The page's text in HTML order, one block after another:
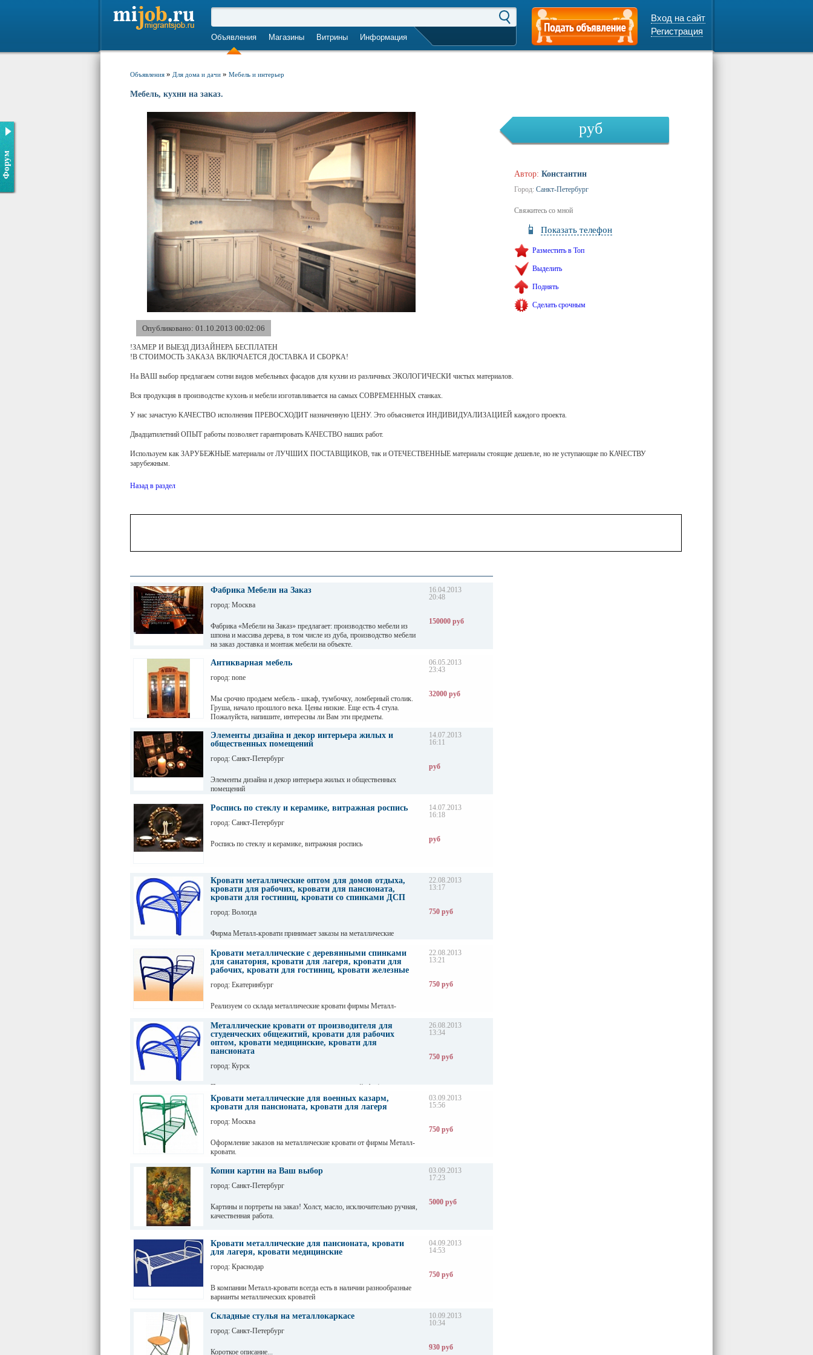
Объявления Магазины Витрины Информация
Вход на сайт
Регистрация
Форум
Объявления » Для дома и дачи » Мебель и интерьер
Мебель, кухни на заказ.
руб
Автор: Константин
Город: Санкт-Петербург
Свяжитесь со мной
Показать телефон
Разместить в Топ
Выделить
Поднять
Сделать срочным
Опубликовано: 01.10.2013 00:02:06
!ЗАМЕР И ВЫЕЗД ДИЗАЙНЕРА БЕСПЛАТЕН
!В СТОИМОСТЬ ЗАКАЗА ВКЛЮЧАЕТСЯ ДОСТАВКА И СБОРКА!
На ВАШ выбор предлагаем сотни видов мебельных фасадов для кухни из различных ЭКОЛОГИЧЕСКИ чистых материалов.
Вся продукция в производстве кухонь и мебели изготавливается на самых СОВРЕМЕННЫХ станках.
У нас зачастую КАЧЕСТВО исполнения ПРЕВОСХОДИТ назначенную ЦЕНУ. Это объясняется ИНДИВИДУАЛИЗАЦИЕЙ каждого проекта.
Двадцатилетний ОПЫТ работы позволяет гарантировать КАЧЕСТВО наших работ.
Используем как ЗАРУБЕЖНЫЕ материалы от ЛУЧШИХ ПОСТАВЩИКОВ, так и ОТЕЧЕСТВЕННЫЕ материалы стоящие дешевле, но не уступающие по КАЧЕСТВУ
зарубежным.
Назад в раздел
Фабрика Мебели на Заказ
город: Москва
Фабрика «Мебели на Заказ» предлагает: производство мебели из
шпона и массива дерева, в том числе из дуба, производство мебели
на заказ доставка и монтаж мебели на объекте.
старения, полировкой деревянные интерьеры, шкафы и стеллажи
двери на заказ из массива, барные стойки, мебель для баров и кафе,
16.04.2013
20:48
150000 руб
Антикварная мебель
город: none
Мы срочно продаем мебель - шкаф, тумбочку, ломберный столик.
Груша, начало прошлого века. Цены низкие. Еще есть 4 стула.
Пожалуйста, напишите, интересны ли Вам эти предметы.
шкаф- 32000
стол-6000
стул 1 шт-2000
06.05.2013
23:43
32000 руб
Элементы дизайна и декор интерьера жилых и
общественных помещений
город: Санкт-Петербург
Элементы дизайна и декор интерьера жилых и общественных
помещений
14.07.2013
16:11
руб
Роспись по стеклу и керамике, витражная роспись
город: Санкт-Петербург
Роспись по стеклу и керамике, витражная роспись
14.07.2013
16:18
руб
Кровати металлические оптом для домов отдыха,
кровати для рабочих, кровати для пансионата,
кровати для гостиниц, кровати со спинками ДСП
город: Вологда
Фирма Металл-кровати принимает заказы на металлические
22.08.2013
13:17
750 руб
Кровати металлические с деревянными спинками
для санатория, кровати для лагеря, кровати для
рабочих, кровати для гостиниц, кровати железные
город: Екатеринбург
Реализуем со склада металлические кровати фирмы Металл-
класса
22.08.2013
13:21
750 руб
Металлические кровати от производителя для
студенческих общежитий, кровати для рабочих
оптом, кровати медицинские, кровати для
пансионата
город: Курск
Производство и продажа металлических кроватей.<br />
В наличии имеются одноярусные и двухъярусные металлические
кровати
26.08.2013
13:34
750 руб
Кровати металлические для военных казарм,
кровати для пансионата, кровати для лагеря
город: Москва
Оформление заказов на металлические кровати от фирмы Металл-
кровати.
03.09.2013
15:56
750 руб
Копии картин на Ваш выбор
город: Санкт-Петербург
Картины и портреты на заказ! Холст, масло, исключительно ручная,
качественная работа.
03.09.2013
17:23
5000 руб
Кровати металлические для пансионата, кровати
для лагеря, кровати медицинские
город: Краснодар
В компании Металл-кровати всегда есть в наличии разнообразные
варианты металлических кроватей
04.09.2013
14:53
750 руб
Складные стулья на металлокаркасе
город: Санкт-Петербург
Короткое описание...
10.09.2013
10:34
930 руб